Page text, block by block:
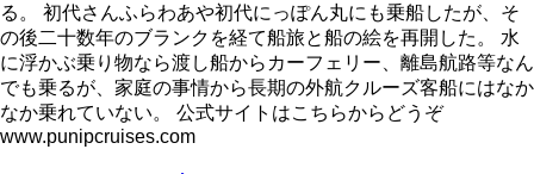
る。 初代さんふらわあや初代にっぽん丸にも乗船したが、そ
の後二十数年のブランクを経て船旅と船の絵を再開した。 水
に浮かぶ乗り物なら渡し船からカーフェリー、離島航路等なん
でも乗るが、家庭の事情から長期の外航クルーズ客船にはなか
なか乗れていない。 公式サイトはこちらからどうぞ
www.punipcruises.com